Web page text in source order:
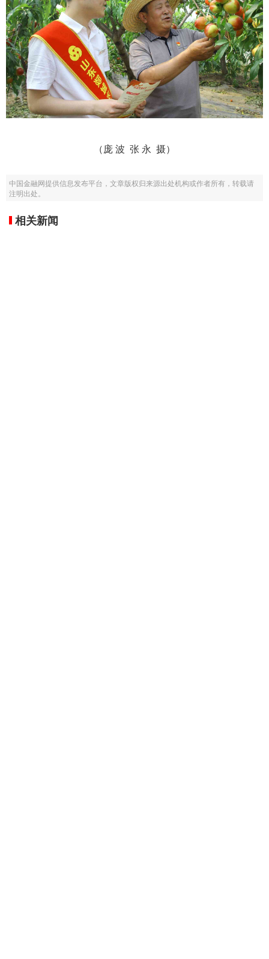
（庞 波 张 永 摄）
中国金融网提供信息发布平台，文章版权归来源出处机构或作者所有，转载请
注明出处。
相关新闻